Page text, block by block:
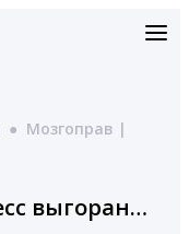
● Мозгоправ |
Мозгоправ | Стресс выгорание